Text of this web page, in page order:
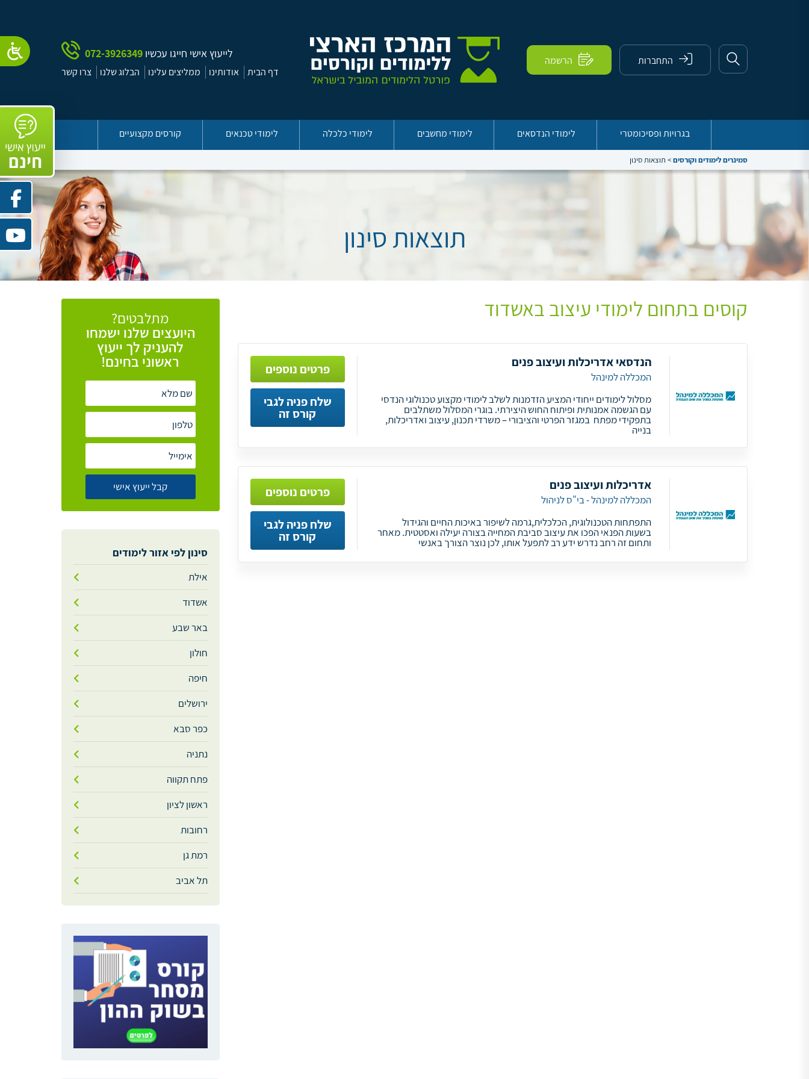
התחברות הרשמה
לייעוץ אישי חייגו עכשיו 072-3926349
דף הבית אודותינו ממליצים עלינו הבלוג שלנו צרו קשר
בגרויות ופסיכומטרי לימודי הנדסאים לימודי מחשבים לימודי כלכלה לימודי טכנאים קורסים מקצועיים
סמינרים לימודים וקורסים> תוצאות סינון
תוצאות סינון
קוסים בתחום לימודי עיצוב באשדוד
הנדסאי אדריכלות ועיצוב פנים
המכללה למינהל
מסלול לימודים ייחודי המציע הזדמנות לשלב לימודי מקצוע טכנולוגי הנדסי
עם הגשמה אמנותית ופיתוח החוש היצירתי. בוגרי המסלול משתלבים
בתפקידי מפתח במגזר הפרטי והציבורי – משרדי תכנון, עיצוב ואדריכלות,
בנייה
פרטים נוספים
שלח פניה לגבי
קורס זה
אדריכלות ועיצוב פנים
המכללה למינהל - בי"ס לניהול
התפתחות הטכנולוגית, הכלכלית,גרמה לשיפור באיכות החיים והגידול
בשעות הפנאי הפכו את עיצוב סביבת המחייה בצורה יעילה ואסטטית. מאחר
ותחום זה רחב נדרש ידע רב לתפעל אותו, לכן נוצר הצורך באנשי
פרטים נוספים
שלח פניה לגבי
קורס זה
מתלבטים?
היועצים שלנו ישמחו
להעניק לך ייעוץ
ראשוני בחינם!
סינון לפי אזור לימודים
אילת
אשדוד
באר שבע
חולון
חיפה
ירושלים
כפר סבא
נתניה
פתח תקווה
ראשון לציון
רחובות
רמת גן
תל אביב